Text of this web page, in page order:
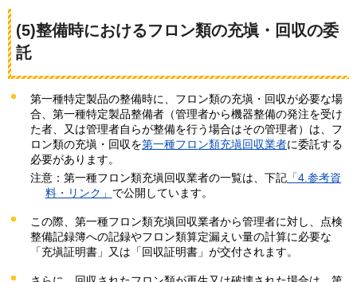
(5)整備時におけるフロン類の充塡・回収の委
託
第一種特定製品の整備時に、フロン類の充塡・回収が必要な場
合、第一種特定製品整備者（管理者から機器整備の発注を受け
た者、又は管理者自らが整備を行う場合はその管理者）は、フ
ロン類の充塡・回収を第一種フロン類充塡回収業者に委託する
必要があります。
注意：第一種フロン類充塡回収業者の一覧は、下記 「4.参考資
料・リンク」 で公開しています。
この際、第一種フロン類充塡回収業者から管理者に対し、点検
整備記録簿への記録やフロン類算定漏えい量の計算に必要な
「充塡証明書」又は「回収証明書」が交付されます。